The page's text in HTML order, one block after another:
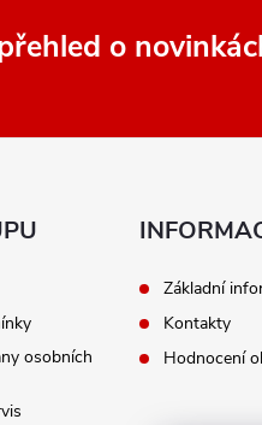
o
osobních
Základní
Kontakty
Hodnocení